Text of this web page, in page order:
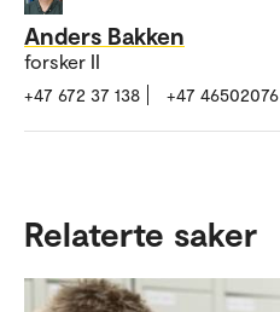
Anders Bakken
forsker II
+47 672 37 138 +47 46502076
Relaterte saker